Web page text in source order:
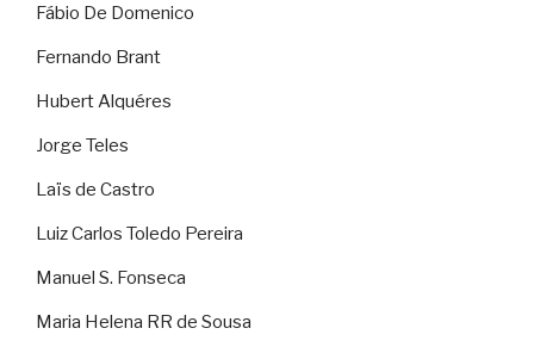
Fábio De Domenico
Fernando Brant
Hubert Alquéres
Jorge Teles
Laïs de Castro
Luiz Carlos Toledo Pereira
Manuel S. Fonseca
Maria Helena RR de Sousa